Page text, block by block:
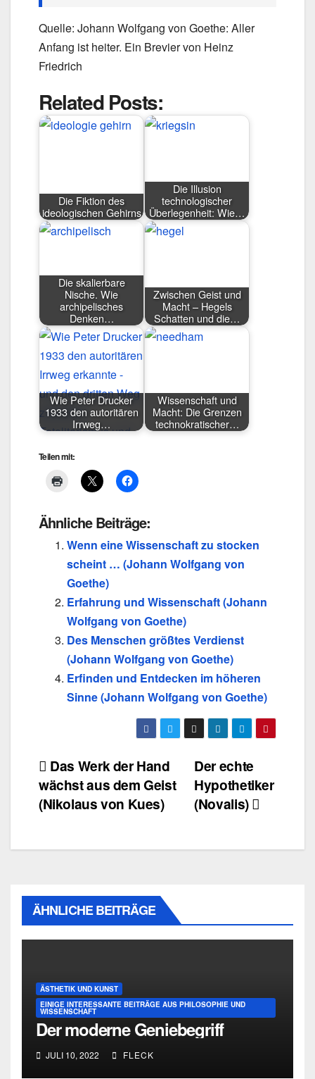
Quelle: Johann Wolfgang von Goethe: Aller
Anfang ist heiter. Ein Brevier von Heinz
Friedrich
Related Posts:
Die Fiktion des
ideologischen Gehirns
Die Illusion
technologischer
Überlegenheit: Wie…
Die skalierbare
Nische. Wie
archipelisches
Denken…
Zwischen Geist und
Macht – Hegels
Schatten und die…
Wie Peter Drucker
1933 den autoritären
Irrweg…
Wissenschaft und
Macht: Die Grenzen
technokratischer…
Teilen mit:
Ähnliche Beiträge:
Wenn eine Wissenschaft zu stocken
scheint … (Johann Wolfgang von
Goethe)
Erfahrung und Wissenschaft (Johann
Wolfgang von Goethe)
Des Menschen größtes Verdienst
(Johann Wolfgang von Goethe)
Erfinden und Entdecken im höheren
Sinne (Johann Wolfgang von Goethe)
BeitragsnavigationDer echte
Hypothetiker
(Novalis)
Das Werk der Hand
wächst aus dem Geist
(Nikolaus von Kues)
ÄHNLICHE BEITRÄGE
ÄSTHETIK UND KUNST
EINIGE INTERESSANTE BEITRÄGE AUS PHILOSOPHIE UND
WISSENSCHAFT
Der moderne Geniebegriff
JULI 10, 2022 FLECK